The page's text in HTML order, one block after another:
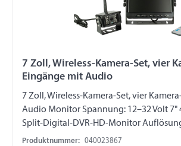
7 Zoll, Wireless-Kamera-Set, vier
Eingänge mit Audio
7 Zoll, Wireless-Kamera-Set, vier
Audio Monitor Spannung: 12–32 Volt 7"
Split-Digital-DVR-HD-Monitor
480 (V) / PAL / NTSC Audiofunktion 8-
Produktnummer: 040023867